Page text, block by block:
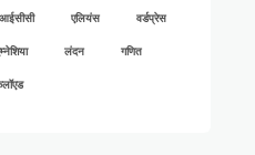
आईसीसी एलियंस वर्डप्रेस
लंदन गणित